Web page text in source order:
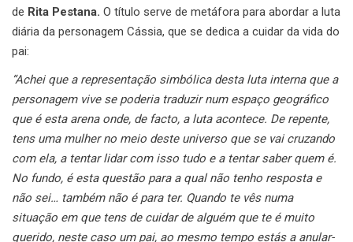
de Rita Pestana. O título serve de metáfora para abordar a luta
diária da personagem Cássia, que se dedica a cuidar da vida do
pai:
“Achei que a representação simbólica desta luta interna que a
personagem vive se poderia traduzir num espaço geográfico
que é esta arena onde, de facto, a luta acontece. De repente,
tens uma mulher no meio deste universo que se vai cruzando
com ela, a tentar lidar com isso tudo e a tentar saber quem é.
No fundo, é esta questão para a qual não tenho resposta e
não sei… também não é para ter. Quando te vês numa
situação em que tens de cuidar de alguém que te é muito
querido, neste caso um pai, ao mesmo tempo estás a anular-